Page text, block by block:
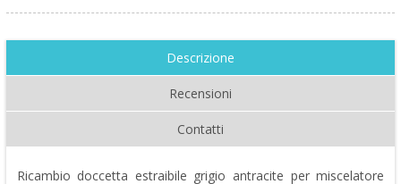
Descrizione
Recensioni
Contatti
Ricambio doccetta estraibile grigio antracite per miscelatore